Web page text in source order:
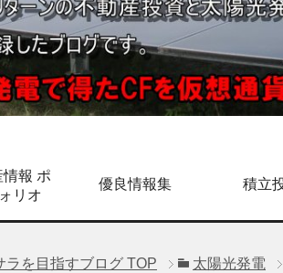
情報 ポ
リオ
優良情報集 積立
ラを目指すブログ TOP 太陽光発電